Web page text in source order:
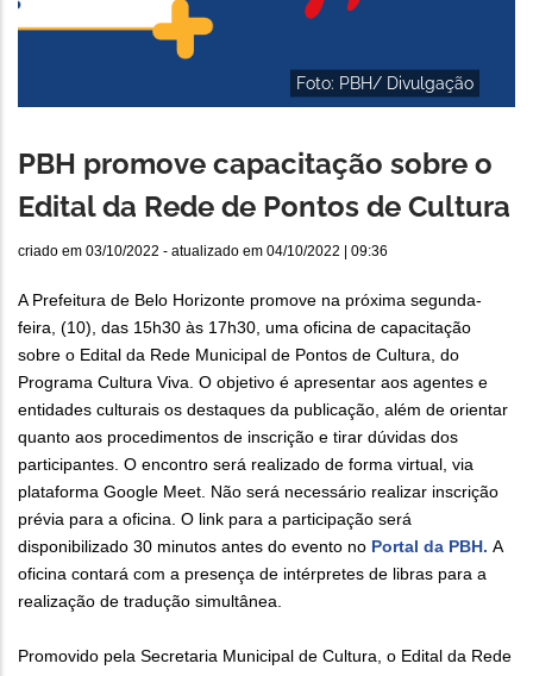
Foto: PBH/ Divulgação
PBH promove capacitação sobre o
Edital da Rede de Pontos de Cultura
criado em 03/10/2022 - atualizado em 04/10/2022 | 09:36
A Prefeitura de Belo Horizonte promove na próxima segunda-
feira, (10), das 15h30 às 17h30, uma oficina de capacitação
sobre o Edital da Rede Municipal de Pontos de Cultura, do
Programa Cultura Viva. O objetivo é apresentar aos agentes e
entidades culturais os destaques da publicação, além de orientar
quanto aos procedimentos de inscrição e tirar dúvidas dos
participantes. O encontro será realizado de forma virtual, via
plataforma Google Meet. Não será necessário realizar inscrição
prévia para a oficina. O link para a participação será
disponibilizado 30 minutos antes do evento no Portal da PBH. A
oficina contará com a presença de intérpretes de libras para a
realização de tradução simultânea.
Promovido pela Secretaria Municipal de Cultura, o Edital da Rede